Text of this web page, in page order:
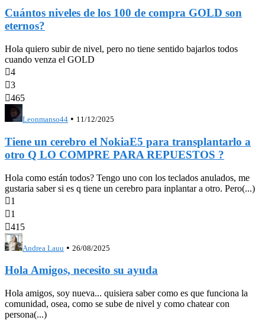
Cuántos niveles de los 100 de compra GOLD son
eternos?
Hola quiero subir de nivel, pero no tiene sentido bajarlos todos
cuando venza el GOLD
4
3
465
Leonmanso44 • 11/12/2025
Tiene un cerebro el NokiaE5 para transplantarlo a
otro Q LO COMPRE PARA REPUESTOS ?
Hola como están todos? Tengo uno con los teclados anulados, me
gustaria saber si es q tiene un cerebro para inplantar a otro. Pero(...)
1
1
415
Andrea Lauu • 26/08/2025
Hola Amigos, necesito su ayuda
Hola amigos, soy nueva... quisiera saber como es que funciona la
comunidad, osea, como se sube de nivel y como chatear con
persona(...)